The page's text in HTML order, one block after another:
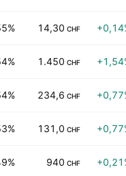
14,30 CHF
1.450 CHF
234,6 CHF
131,0 CHF
940 CHF